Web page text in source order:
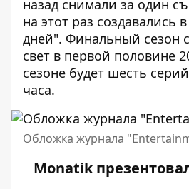
назад снимали за один
на этот раз создавались
дней". Финальный сезон
свет в первой половине
сезоне будет шесть
часа.
Обложка журнала
Monatik